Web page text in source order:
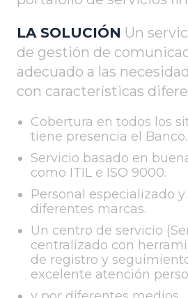
LA SOLUCIÓN Un
de gestión de
adecuado a las
con características
Cobertura en todos los
tiene presencia el Banco.
Servicio basado en
como ITIL e ISO 9000.
Personal especializado
diferentes marcas.
Un centro de servicio
centralizado con
de registro y
excelente atención